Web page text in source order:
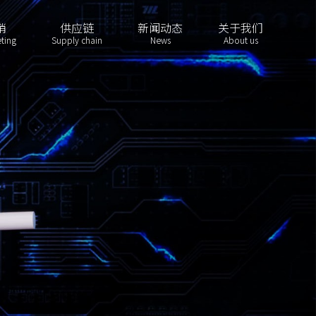
供应链
Supply chain
新闻动态
News
关于我们
About us